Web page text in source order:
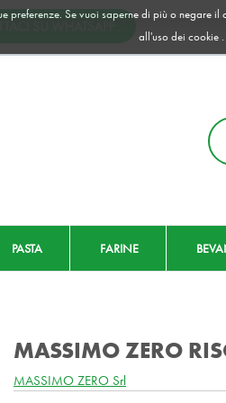
Se vuoi saperne di più o negare il
all'uso dei cookie .
PASTA FARINE
MASSIMO ZERO
MASSIMO ZERO Srl